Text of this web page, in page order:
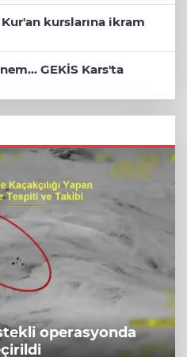
kurslarına ikram
GEKİS Kars'ta
operasyonda